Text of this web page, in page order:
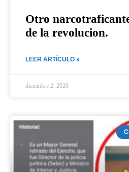
Otro
de la revolucion.
LEER ARTÍCULO »
diciembre 2, 2020